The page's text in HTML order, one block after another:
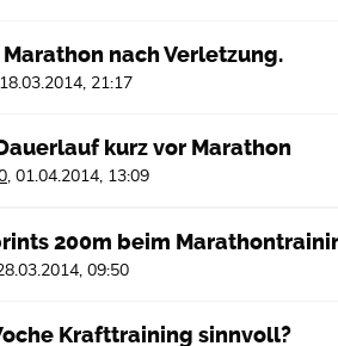
nach Verletzung.
18.03.2014, 21:17
kurz vor Marathon
01.04.2014, 13:09
200m beim
09:50
Krafttraining sinnvoll?